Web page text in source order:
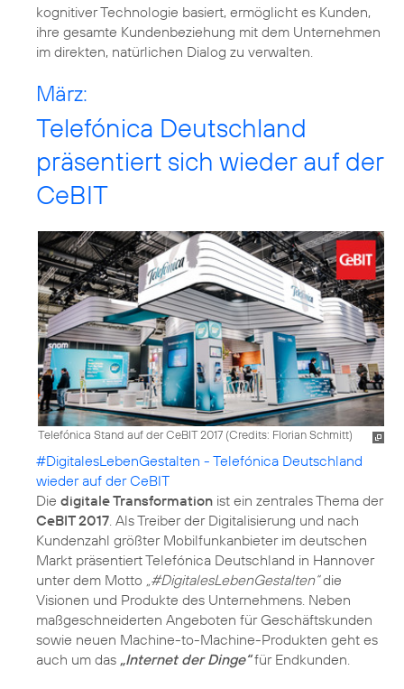
kognitiver Technologie basiert, ermöglicht es Kunden,
ihre gesamte Kundenbeziehung mit dem Unternehmen
im direkten, natürlichen Dialog zu verwalten.
März:
Telefónica Deutschland
präsentiert sich wieder auf der
CeBIT
Telefónica Stand auf der CeBIT 2017 (Credits: Florian Schmitt)
#DigitalesLebenGestalten - Telefónica Deutschland
wieder auf der CeBIT
Die digitale Transformation ist ein zentrales Thema der
CeBIT 2017. Als Treiber der Digitalisierung und nach
Kundenzahl größter Mobilfunkanbieter im deutschen
Markt präsentiert Telefónica Deutschland in Hannover
unter dem Motto „#DigitalesLebenGestalten“die
Visionen und Produkte des Unternehmens. Neben
maßgeschneiderten Angeboten für Geschäftskunden
sowie neuen Machine-to-Machine-Produkten geht es
auch um das „Internet der Dinge“für Endkunden.